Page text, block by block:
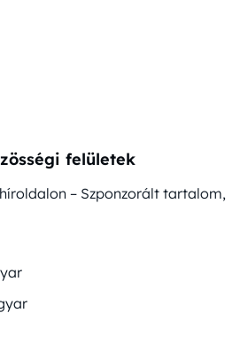
felületek
– Szponzorált tartalom,